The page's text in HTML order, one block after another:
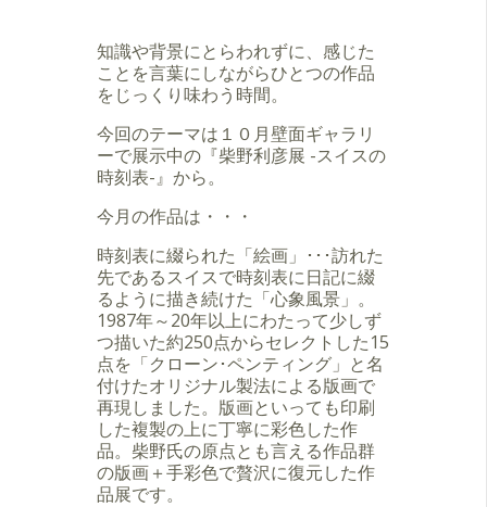
知識や背景にとらわれずに、感じた
ことを言葉にしながらひとつの作品
をじっくり味わう時間。
今回のテーマは１０月壁面ギャラリ
ーで展示中の『柴野利彦展 -スイスの
時刻表-』から。
今月の作品は・・・
時刻表に綴られた「絵画」･･･訪れた
先であるスイスで時刻表に日記に綴
るように描き続けた「心象風景」。
1987年～20年以上にわたって少しず
つ描いた約250点からセレクトした15
点を「クローン･ペンティング」と名
付けたオリジナル製法による版画で
再現しました。版画といっても印刷
した複製の上に丁寧に彩色した作
品。柴野氏の原点とも言える作品群
の版画＋手彩色で贅沢に復元した作
品展です。